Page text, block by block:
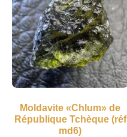
Moldavite «Chlum» de
République Tchèque (réf
md6)